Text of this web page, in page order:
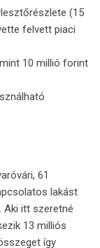
(15
felvett piaci
10 millió forint
61
lakást
Aki itt szeretné
13 milliós
így